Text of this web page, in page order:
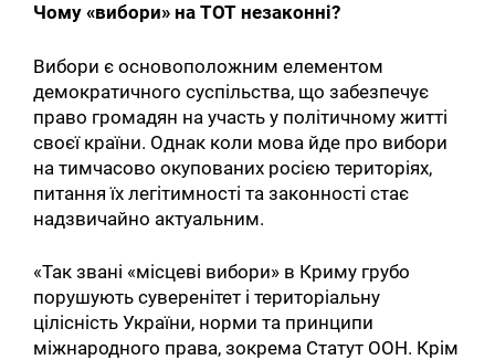
Чому «вибори» на ТОТ незаконні?
Вибори є основоположним елементом
демократичного суспільства, що забезпечує
право громадян на участь у політичному житті
своєї країни. Однак коли мова йде про вибори
на тимчасово окупованих росією територіях,
питання їх легітимності та законності стає
надзвичайно актуальним.
«Так звані «місцеві вибори» в Криму грубо
порушують суверенітет і територіальну
цілісність України, норми та принципи
міжнародного права, зокрема Статут ООН. Крім